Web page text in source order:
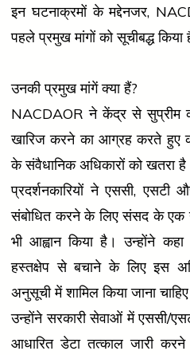
इन घटनाक्रमों के मद्देनजर,
पहले प्रमुख मांगों को सूचीबद्ध किया
उनकी प्रमुख मांगें क्या हैं?
NACDAOR ने केंद्र से
खारिज करने का आग्रह करते हुए
के संवैधानिक अधिकारों को खतरा
प्रदर्शनकारियों ने एससी,
संबोधित करने के लिए संसद के एक
भी आह्वान किया है। उन्होंने कहा
हस्तक्षेप से बचाने के लिए इस
अनुसूची में शामिल किया जाना
उन्होंने सरकारी सेवाओं में एससी/
आधारित डेटा तत्काल जारी